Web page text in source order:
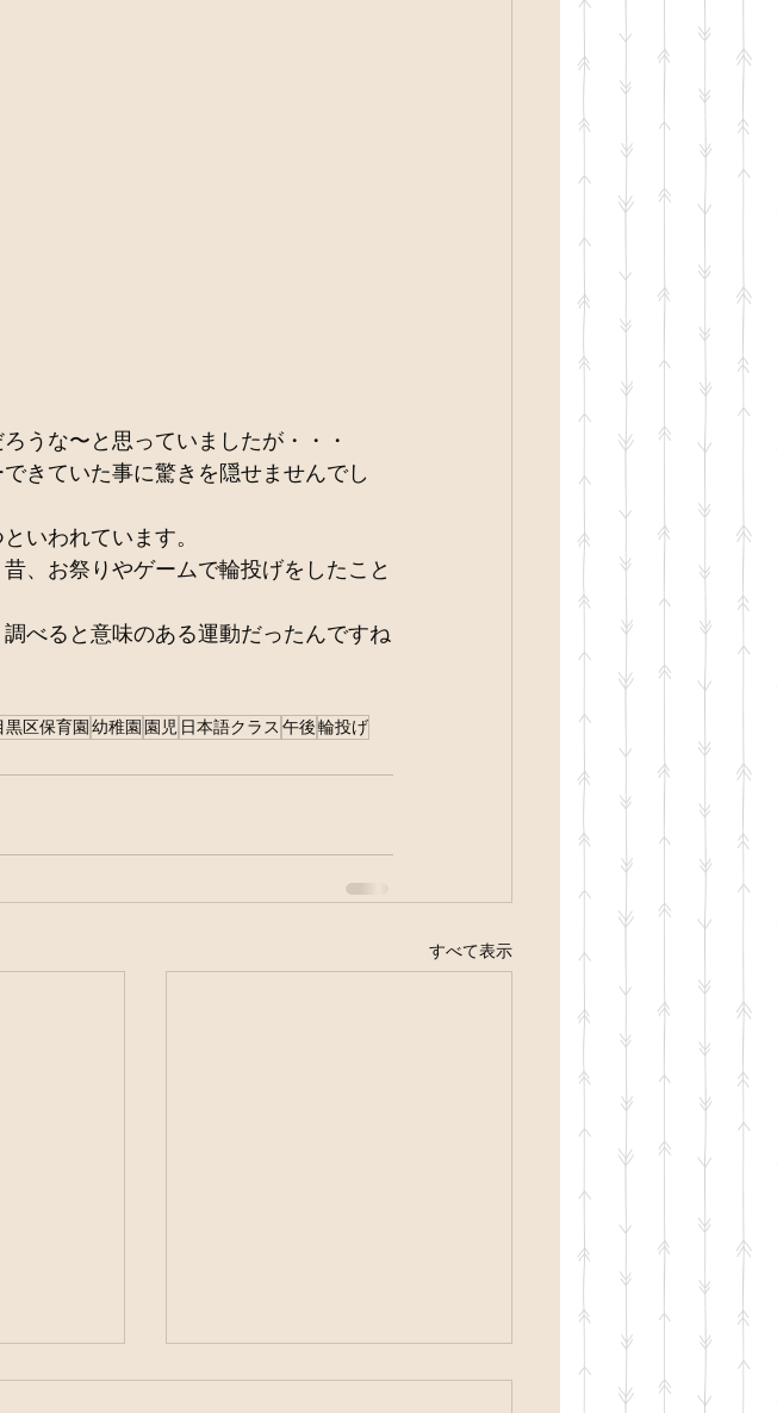
うな〜と思っていましたが・・・
きていた事に驚きを隠せませんでし
いわれています。
、お祭りやゲームで輪投げをしたこと
べると意味のある運動だったんですね
黒区保育園 幼稚園 園児 日本語クラス 午後輪投げ
すべて表示